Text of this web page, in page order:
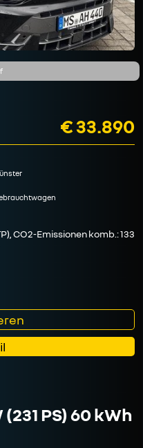
€ 33.890
CO2-Emissionen komb.: 133
PS) 60 kWh